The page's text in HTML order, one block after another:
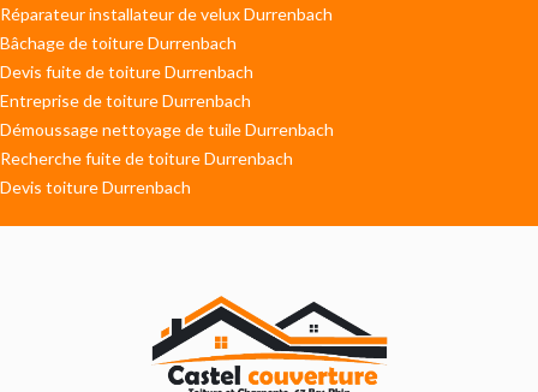
Réparateur installateur de velux Durrenbach
Bâchage de toiture Durrenbach
Devis fuite de toiture Durrenbach
Entreprise de toiture Durrenbach
Démoussage nettoyage de tuile Durrenbach
Recherche fuite de toiture Durrenbach
Devis toiture Durrenbach